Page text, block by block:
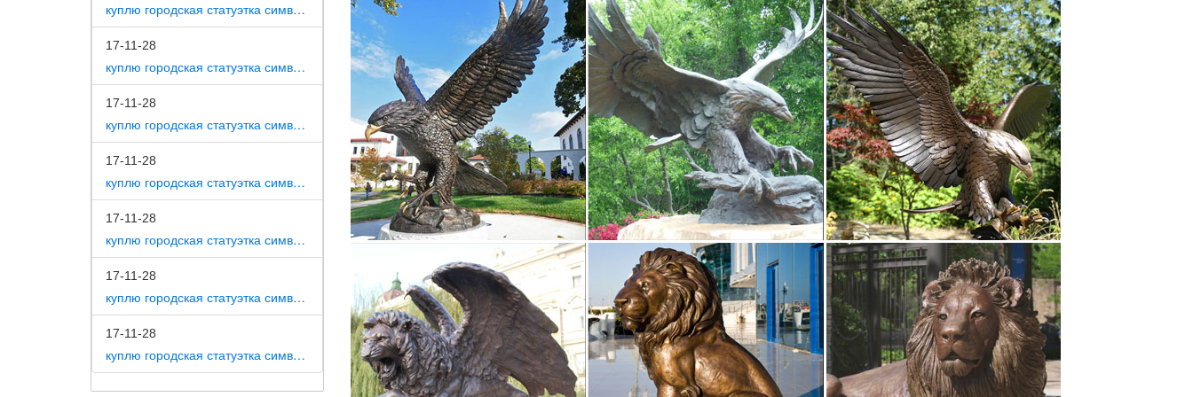
куплю городская статуэтка символ собака как вид изобразительного искусства
17-11-28
куплю городская статуэтка символ собака на постаменте
17-11-28
куплю городская статуэтка символ собака в романской скульптуре
17-11-28
куплю городская статуэтка символ собака в царском селе
17-11-28
куплю городская статуэтка символ собака в движении 7 класс
17-11-28
куплю городская статуэтка символ собака в скульптуре древней греции
17-11-28
куплю городская статуэтка символ собака в школе искусств
Купить символ 2018 года – собака по восточному календарю оптом
У нас можно купить символ 2018 года, выполненный: в фарфоре: забавные фарфоровые статуэтки животных популярны в
нашей стране с советскихВыполненные из качественных материалов, мягкие собаки гипоаллергенны и прослужат долго даже
самому активному ребенку
Книга: "Фигурки животных из природных материалов…"
Рецензии и отзывы на книгу Фигурки животных из природных материалов. Понравилась книжка. Казалось бы, что здесь уже
ничего нового не придумаешь, шишки, жёлуди, все через это прошли )), но не перестаёшь удивляться человеческой фантазии.
Статуэтки собак. Купить статуэтки собак из… – Минерал Маркет
Собака из яшмы – символ 2018 года | "Талисман Удачи" магазин…
Символ 2018 года — Желтая Земляная Собака. Особенности года — материальные блага, стабильность, конкретика,
расчетливость.В центре стола уместна статуэтка Собачки из натурального камня или фарфоровая, или фигурка, сделанная
своими руками.
Фигурки, статуэтки собак | Хиты продаж
Интернет-магазин русских сувениров с низкими ценами. У нас можно купить Матрешки, оловянные солдатики, шкатулки Палех,
Федоскино.Павловопосадские платки, фарфор ЛФЗ, Жостово, Береста, Фигурки, статуэтки собак.